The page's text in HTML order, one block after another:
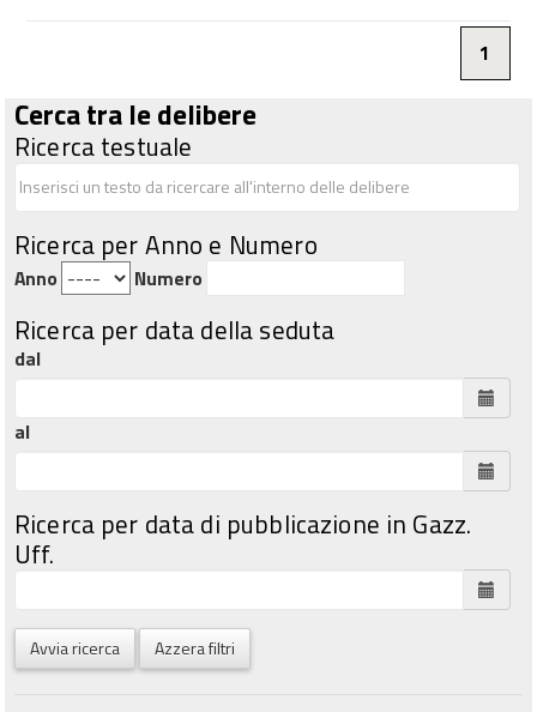
1
Cerca tra le delibere
Ricerca testuale
Ricerca per Anno e Numero
Anno Numero
Ricerca per data della seduta
dal
al
Ricerca per data di pubblicazione in Gazz.
Uff.
Avvia ricerca Azzera filtri